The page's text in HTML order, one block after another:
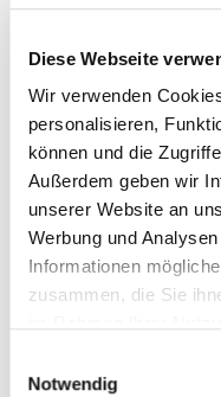
Diese Webseite
Wir verwenden
personalisieren,
können und die
Außerdem geben wir
unserer Website an
Werbung und
Informationen
zusammen, die Sie
Notwendig
Type *
Indirizzo riga 1 *
CAP *